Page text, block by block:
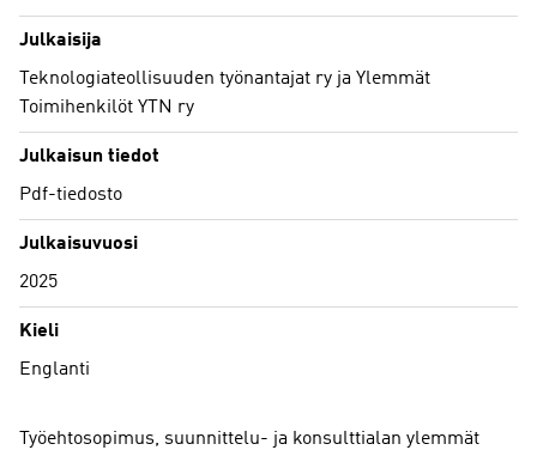
Julkaisija
Teknologiateollisuuden työnantajat ry ja Ylemmät
Toimihenkilöt YTN ry
Julkaisun tiedot
Pdf-tiedosto
Julkaisuvuosi
2025
Kieli
Englanti
Työehtosopimus, suunnittelu- ja konsulttialan ylemmät